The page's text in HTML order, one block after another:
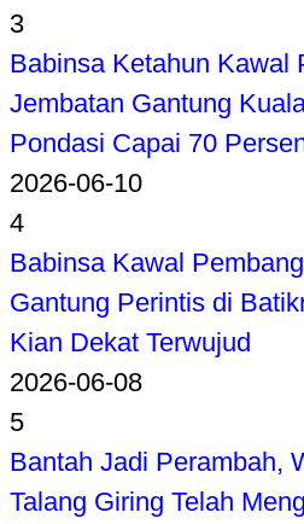
3
Babinsa Ketahun Kawal
Jembatan Gantung
Pondasi Capai 70
2026-06-10
4
Babinsa Kawal
Gantung Perintis di
Kian Dekat Terwujud
2026-06-08
5
Bantah Jadi Perambah,
Talang Giring Telah